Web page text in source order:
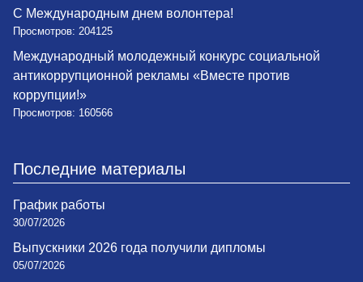
С Международным днем волонтера!
Просмотров: 204125
Международный молодежный конкурс социальной
антикоррупционной рекламы «Вместе против
коррупции!»
Просмотров: 160566
Последние материалы
График работы
30/07/2026
Выпускники 2026 года получили дипломы
05/07/2026